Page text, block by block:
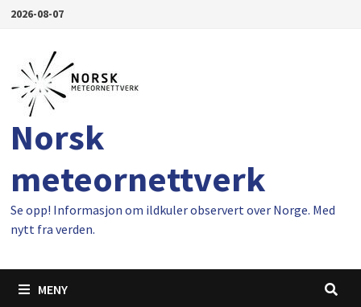
Gå2026-08-07
Norsk
meteornettverk
Se opp! Informasjon om ildkuler observert over Norge. Med
nytt fra verden.
MENY